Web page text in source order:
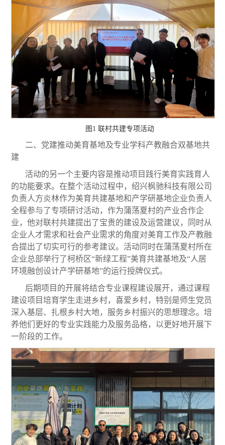
图1 联村共建专项活动
二、党建推动美育基地及专业学科产教融合双基地共
建
活动的另一个主要内容是推动项目践行美育实践育人
的功能要求。在整个活动过程中，绍兴枫驰科技有限公司
负责人方炎林作为美育共建基地和产学研基地企业负责人
全程参与了专项研讨活动，作为蒲荡夏村的产业合作企
业，他对联村共建提出了宝贵的建设及运营建议，同时从
企业人才需求和社会产业需求的角度对美育工作及产教融
合提出了切实可行的参考建议。活动同时在蒲荡夏村所在
企业总部举行了柯桥区“新绿工程”美育共建基地及“人居
环境融创设计产学研基地”的运行授牌仪式。
后期项目的开展将结合专业课程建设展开，通过课程
建设项目培育学生走进乡村，喜爱乡村，特别是师生党员
深入基层、扎根乡村大地，服务乡村振兴的思想理念。培
养他们更好的专业实践能力及服务品格，以更好地开展下
一阶段的工作。